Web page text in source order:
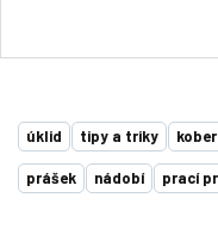
úklid tipy a triky
prášek nádobí prací